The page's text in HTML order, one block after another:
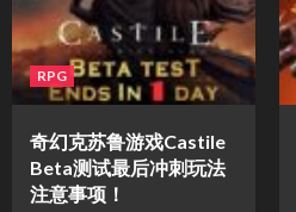
RPG
奇幻克苏鲁游戏Castile
Beta测试最后冲刺玩法
注意事项！